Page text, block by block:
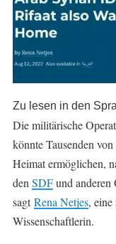
Zu lesen in den
Die militärische
könnte Tausenden
Heimat ermöglichen,
den SDFund anderen
sagtRena Netjes,
Wissenschaftlerin.